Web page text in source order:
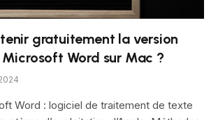
gratuitement la version
Word sur Mac ?
Word : logiciel de traitement de texte